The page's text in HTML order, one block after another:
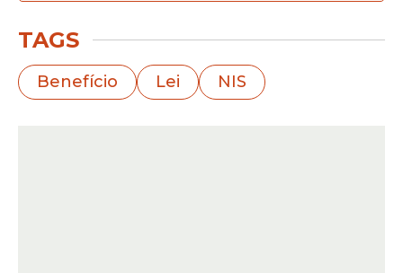
O valor mínimo corresponde a R$ 600, mas
benefíciosobe para R$ 683,75. Segundo o
Ministério do Desenvolvimento e
TAGS
Benefício Lei NIS